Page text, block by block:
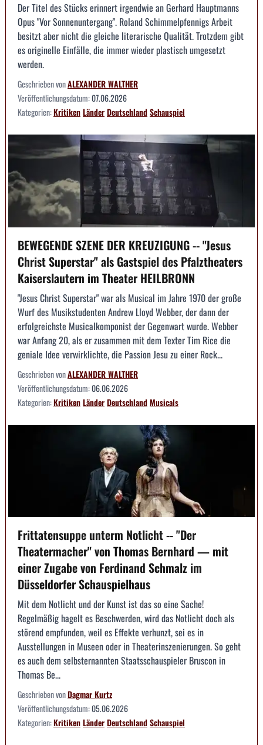
Der Titel des Stücks erinnert irgendwie an Gerhard Hauptmanns
Opus "Vor Sonnenuntergang". Roland Schimmelpfennigs Arbeit
besitzt aber nicht die gleiche literarische Qualität. Trotzdem gibt
es originelle Einfälle, die immer wieder plastisch umgesetzt
werden.
Geschrieben vonALEXANDER WALTHER
Veröffentlichungsdatum:07.06.2026
Kategorien:KritikenLänderDeutschlandSchauspiel
BEWEGENDE SZENE DER KREUZIGUNG -- "Jesus
Christ Superstar" als Gastspiel des Pfalztheaters
Kaiserslautern im Theater HEILBRONN
"Jesus Christ Superstar" war als Musical im Jahre 1970 der große
Wurf des Musikstudenten Andrew Lloyd Webber, der dann der
erfolgreichste Musicalkomponist der Gegenwart wurde. Webber
war Anfang 20, als er zusammen mit dem Texter Tim Rice die
geniale Idee verwirklichte, die Passion Jesu zu einer Rock...
Geschrieben vonALEXANDER WALTHER
Veröffentlichungsdatum:06.06.2026
Kategorien:KritikenLänderDeutschlandMusicals
Frittatensuppe unterm Notlicht -- "Der
Theatermacher" von Thomas Bernhard — mit
einer Zugabe von Ferdinand Schmalz im
Düsseldorfer Schauspielhaus
Mit dem Notlicht und der Kunst ist das so eine Sache!
Regelmäßig hagelt es Beschwerden, wird das Notlicht doch als
störend empfunden, weil es Effekte verhunzt, sei es in
Ausstellungen in Museen oder in Theaterinszenierungen. So geht
es auch dem selbsternannten Staatsschauspieler Bruscon in
Thomas Be...
Geschrieben vonDagmar Kurtz
Veröffentlichungsdatum:05.06.2026
Kategorien:KritikenLänderDeutschlandSchauspiel